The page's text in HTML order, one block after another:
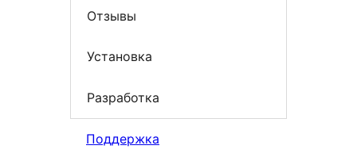
Отзывы
Установка
Разработка
Поддержка